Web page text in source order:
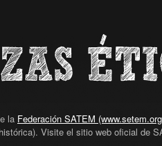
la Federación SATEM
Visite el sitio web oficial de